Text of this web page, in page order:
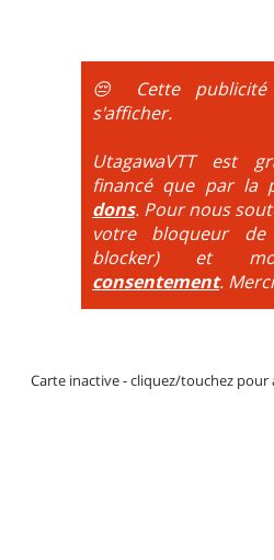
obligatoire.
DH / Gravity : Seule la
La montée est faite via
mécanique. La difficulté de
par des couleurs lorsqu'il
tout suspendu et protections
😔 Cette
s'afficher.
UtagawaVTT est
financé que par la
dons. Pour nous
votre bloqueur de
blocker) et
consentement.